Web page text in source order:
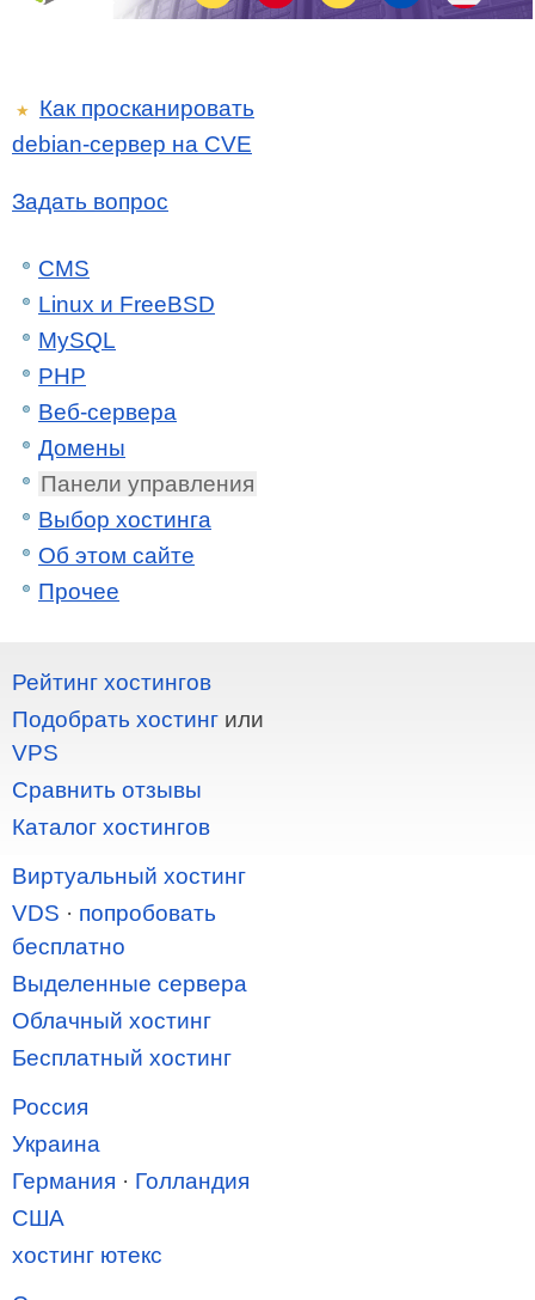
★
Как просканировать
debian-сервер на CVE
Задать вопрос
CMS
Linux и FreeBSD
MySQL
PHP
Веб-сервера
Домены
Панели управления
Выбор хостинга
Об этом сайте
Прочее
Рейтинг хостингов
Подобрать хостинг или
VPS
Сравнить отзывы
Каталог хостингов
Виртуальный хостинг
VDS · попробовать
бесплатно
Выделенные сервера
Облачный хостинг
Бесплатный хостинг
Россия
Украина
Германия · Голландия
США
хостинг ютекс